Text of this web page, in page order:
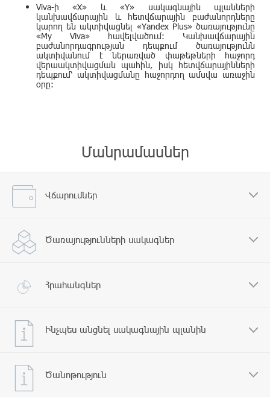
Viva-ի «X» և «Y» սակագնային պլանների
կանխավճարային և հետվճարային բաժանորդները
կարող են ակտիվացնել «Yandex Plus» ծառայությունը
«My Viva» հավելվածում: Կանխավճարային
բաժանորդագրության դեպքում ծառայությունն
ակտիվանում է ներառված փաթեթների հաջորդ
վերաակտիվացման պահին, իսկ հետվճարայինների
դեպքում՝ ակտիվացմանը հաջորդող ամսվա առաջին
օրը:
Մանրամասներ
Վճարումներ
Ծառայությունների սակագներ
Հրահանգներ
Ինչպես անցնել սակագնային պլանին
Ծանոթություն